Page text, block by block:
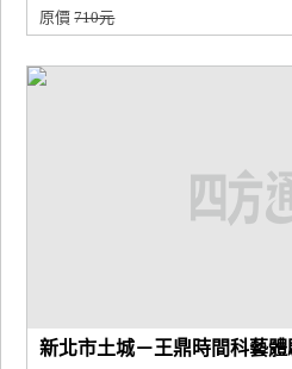
原價710元
新北市土城－王鼎時間科藝